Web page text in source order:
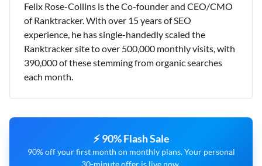
Felix Rose-Collins is the Co-founder and CEO/CMO
of Ranktracker. With over 15 years of SEO
experience, he has single-handedly scaled the
Ranktracker site to over 500,000 monthly visits, with
390,000 of these stemming from organic searches
each month.
⚡ 90% Flash Sale
90% off your first month on monthly plans. Your personal
30-minute offer is live now.